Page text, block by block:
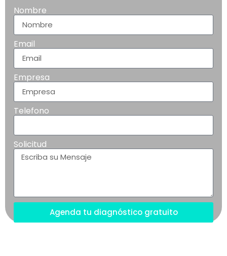
Nombre
Email
Empresa
Telefono
Solicitud
Agenda tu diagnóstico gratuito